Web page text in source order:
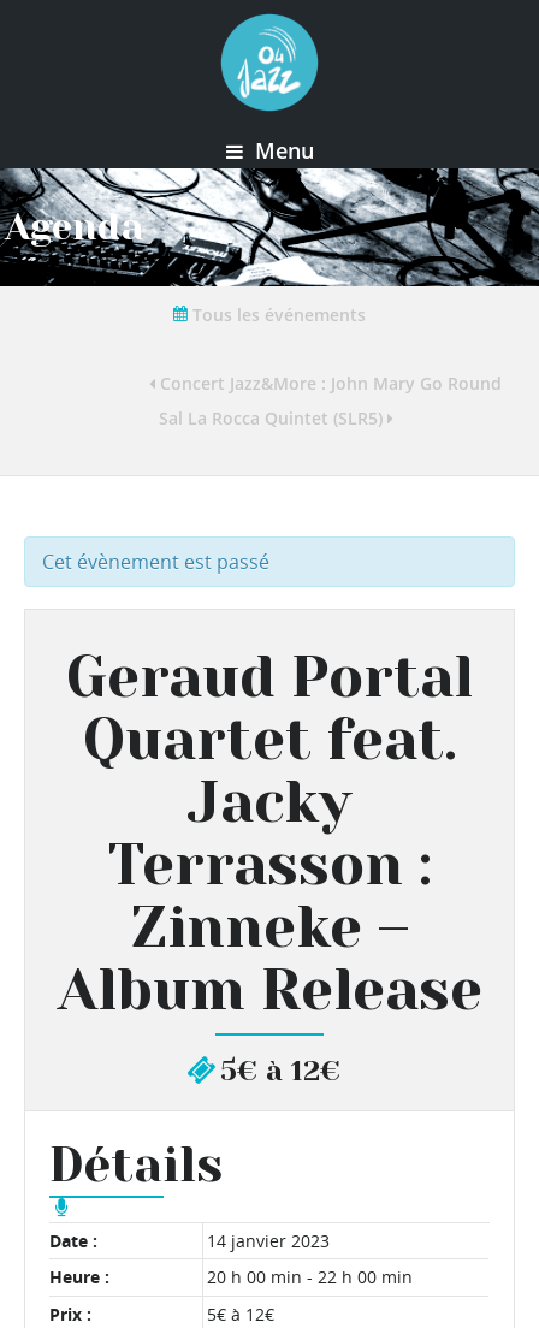
Menu
Agenda
Tous les événements
Concert Jazz&More : John Mary Go Round
Sal La Rocca Quintet (SLR5)
Cet évènement est passé
Geraud Portal
Quartet feat.
Jacky
Terrasson :
Zinneke –
Album Release
5€ à 12€
Détails
Date :
14 janvier 2023
Heure :
20 h 00 min - 22 h 00 min
Prix :
5€ à 12€